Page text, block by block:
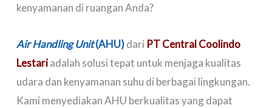
kenyamanan di ruangan Anda?
Air Handling Unit(AHU)dari PT Central Coolindo
Lestariadalah solusi tepat untuk menjaga kualitas
udara dan kenyamanan suhu di berbagai lingkungan.
Kami menyediakan AHU berkualitas yang dapat